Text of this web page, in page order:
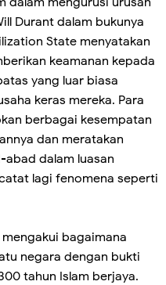
Durant dalam bukunya
State menyatakan
keamanan kepada
yang luar biasa
keras mereka. Para
berbagai kesempatan
dan meratakan
dalam luasan
lagi fenomena seperti
bagaimana
negara dengan bukti
tahun Islam berjaya.